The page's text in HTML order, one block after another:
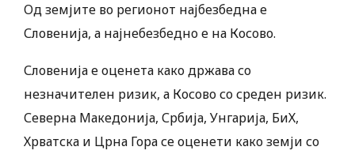
Од земјите во регионот најбезбедна е
Словенија, а најнебезбедно е на Косово.
Словенија е оценета како држава со
незначителен ризик, а Косово со среден ризик.
Северна Македонија, Србија, Унгарија, БиХ,
Хрватска и Црна Гора се оценети како земји со